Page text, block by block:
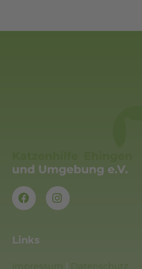
Links
Impressum Datenschutz